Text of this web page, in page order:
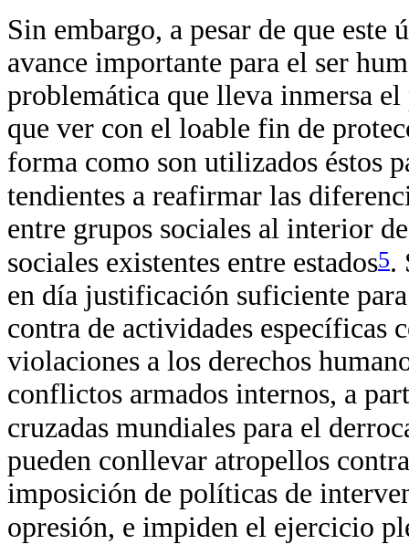
Sin embargo, a pesar de que
avance importante para el ser
problemática que lleva inmersa
que ver con el loable fin de
forma como son utilizados éstos
tendientes a reafirmar las
entre grupos sociales al interior
sociales existentes entre estados5.
en día justificación suficiente
contra de actividades
violaciones a los derechos
conflictos armados internos, a
cruzadas mundiales para el
pueden conllevar atropellos
imposición de políticas de
opresión, e impiden el ejercicio